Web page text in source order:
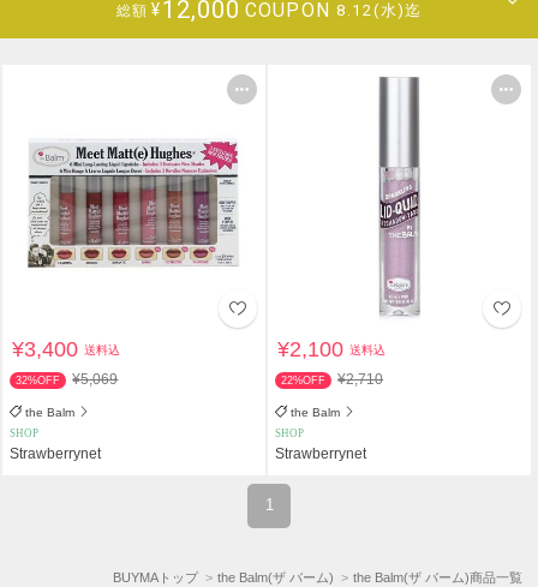
総額 ¥12,000 COUPON 8.12(水)迄
¥3,400送料込
32%OFF ¥5,069
the Balm
SHOP
Strawberrynet
¥2,100送料込
22%OFF ¥2,710
the Balm
SHOP
Strawberrynet
1
BUYMAトップ the Balm(ザ バーム) the Balm(ザ バーム)商品一覧